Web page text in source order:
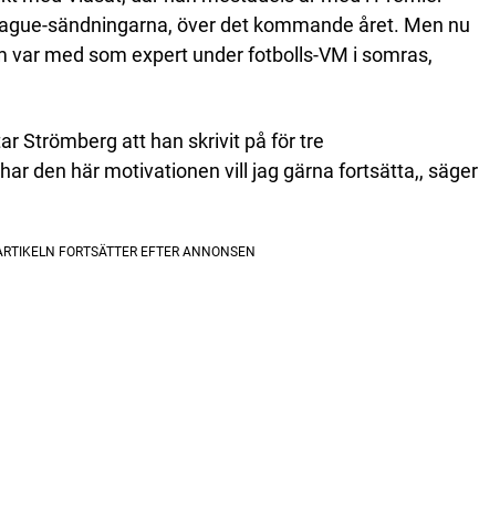
sändningarna, över det kommande året. Men nu
var med som expert under fotbolls-VM i somras,
Strömberg att han skrivit på för tre
den här motivationen vill jag gärna fortsätta,, säger